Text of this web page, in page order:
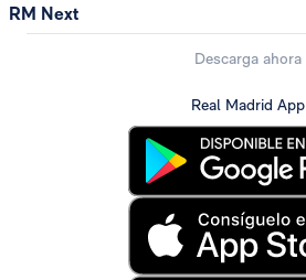
RM Next
Descarga ahora
Real Madrid App